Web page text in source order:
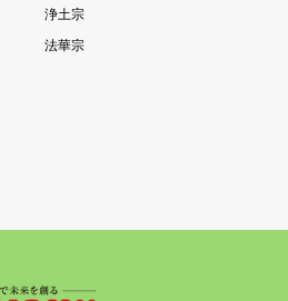
浄土宗
法華宗